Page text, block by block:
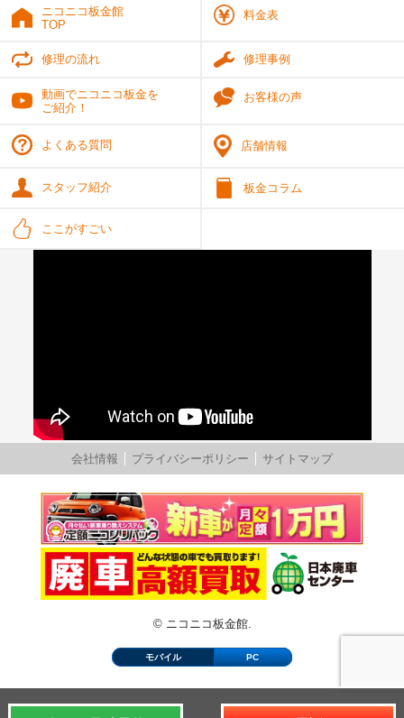
ニコニコ板金館
TOP
料金表
修理の流れ 修理事例
動画でニコニコ板金を
ご紹介！
お客様の声
よくある質問 店舗情報
スタッフ紹介 板金コラム
ここがすごい
会社情報 プライバシーポリシー サイトマップ
© ニコニコ板金館.
モバイル PC